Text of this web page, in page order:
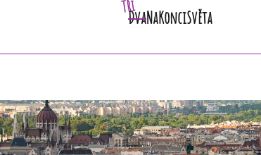
Dva
Tři
NaKonciSvěta